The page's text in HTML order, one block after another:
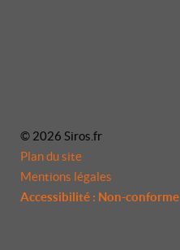
© 2026 Siros.fr
Plan du site
Mentions légales
Accessibilité : Non-conforme